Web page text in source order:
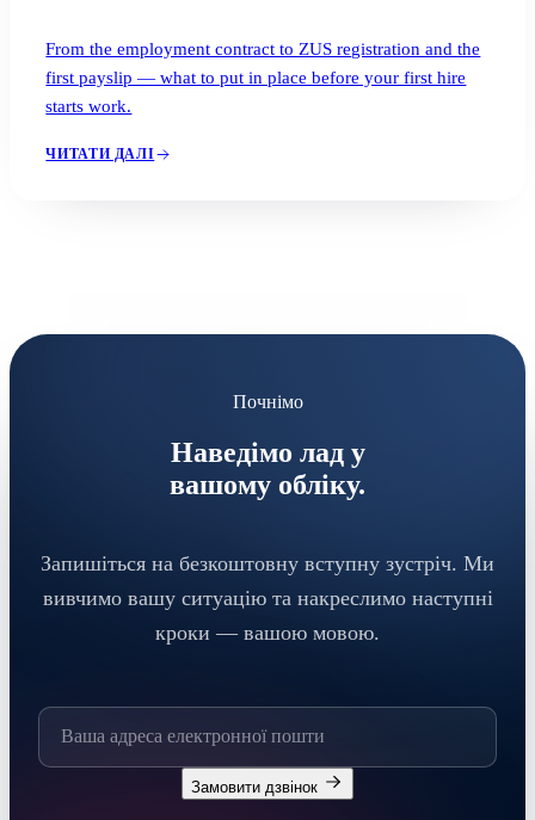
From the employment contract to ZUS registration and the
first payslip — what to put in place before your first hire
starts work.
ЧИТАТИ ДАЛІ
Почнімо
Наведімо лад у
вашому обліку.
Запишіться на безкоштовну вступну зустріч. Ми
вивчимо вашу ситуацію та накреслимо наступні
кроки — вашою мовою.
Замовити дзвінок